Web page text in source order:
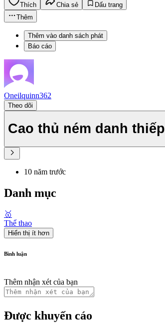
Thích Chia sẻ
Dấu trang
Thêm
Thêm vào danh sách phát
Báo cáo
Oneilquinn362
Theo dõi
Cao thủ ném danh thiếp
10 năm trước
Danh mục
🥇
Thể thao
Hiển thị ít hơn
Bình luận
Thêm nhận xét của bạn
Được khuyến cáo